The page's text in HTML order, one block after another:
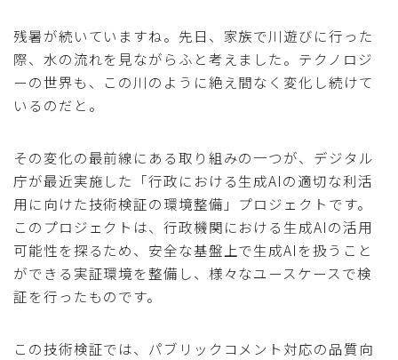
残暑が続いていますね。先日、家族で川遊びに行った
際、水の流れを見ながらふと考えました。テクノロジ
ーの世界も、この川のように絶え間なく変化し続けて
いるのだと。
その変化の最前線にある取り組みの一つが、デジタル
庁が最近実施した「行政における生成AIの適切な利活
用に向けた技術検証の環境整備」プロジェクトです。
このプロジェクトは、行政機関における生成AIの活用
可能性を探るため、安全な基盤上で生成AIを扱うこと
ができる実証環境を整備し、様々なユースケースで検
証を行ったものです。
この技術検証では、パブリックコメント対応の品質向